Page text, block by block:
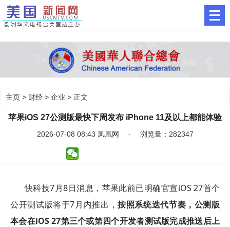
主页 > 财经 > 企业 > 正文
苹果iOS 27公测版最快下周发布 iPhone 11及以上都能体验
2026-07-08 08:43 凤凰网 - 浏览量：282347
快科技7月8日消息，苹果此前已明确官宣iOS 27首个
公开测试版将于7月内推出，按照系统迭代节奏， 公测版
本会在iOS 27第三个或第四个开发者测试版完成推送后上